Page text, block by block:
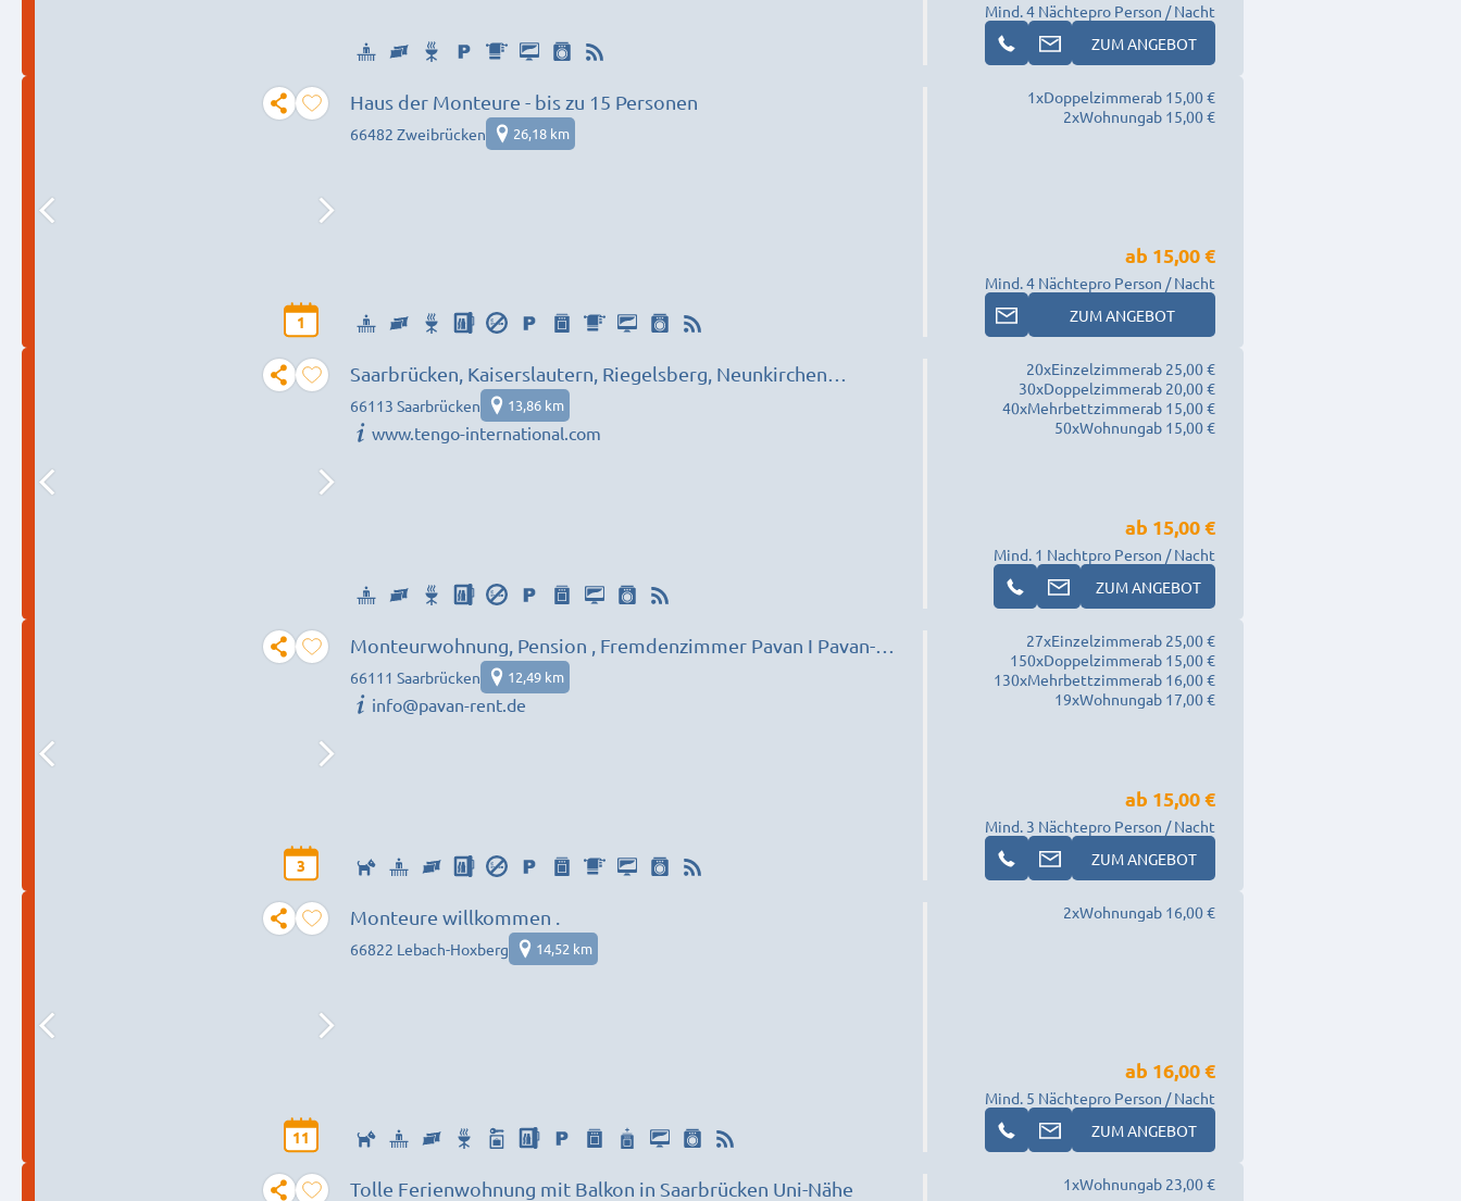
Mind. 4 Nächtepro Person / Nacht
ZUM ANGEBOT
1
Haus der Monteure - bis zu 15 Personen
66482 Zweibrücken 26,18 km
1xDoppelzimmerab 15,00 €
2xWohnungab 15,00 €
Mind. 4 Nächte
ab 15,00 €
pro Person / Nacht
ZUM ANGEBOT
Saarbrücken, Kaiserslautern, Riegelsberg, Neunkirchen…
66113 Saarbrücken 13,86 km
www.tengo-international.com
20xEinzelzimmerab 25,00 €
30xDoppelzimmerab 20,00 €
40xMehrbettzimmerab 15,00 €
50xWohnungab 15,00 €
Mind. 1 Nacht
ab 15,00 €
pro Person / Nacht
ZUM ANGEBOT
3
Monteurwohnung, Pension , Fremdenzimmer Pavan I Pavan-
Rent - im gesamten Saarland, bis 250 Personen!
66111 Saarbrücken 12,49 km
info@pavan-rent.de
27xEinzelzimmerab 25,00 €
150xDoppelzimmerab 15,00 €
130xMehrbettzimmerab 16,00 €
19xWohnungab 17,00 €
Mind. 3 Nächte
ab 15,00 €
pro Person / Nacht
ZUM ANGEBOT
11
Monteure willkommen .
66822 Lebach-Hoxberg 14,52 km
2xWohnungab 16,00 €
Mind. 5 Nächte
ab 16,00 €
pro Person / Nacht
ZUM ANGEBOT
Tolle Ferienwohnung mit Balkon in Saarbrücken Uni-Nähe 1xWohnungab 23,00 €